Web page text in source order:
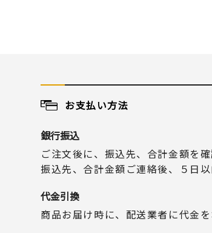
お支払い方法
銀行振込
ご注文後に、振込先、合計金額を
振込先、合計金額ご連絡後、５日以
代金引換
商品お届け時に、配送業者に代金を